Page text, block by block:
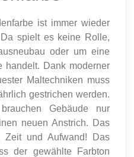
ist immer wieder
spielt es keine Rolle,
oder um eine
handelt. Dank moderner
Maltechniken muss
gestrichen werden.
Gebäude nur
neuen Anstrich. Das
Zeit und Aufwand! Das
der gewählte Farbton